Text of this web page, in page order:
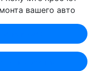
вашего авто